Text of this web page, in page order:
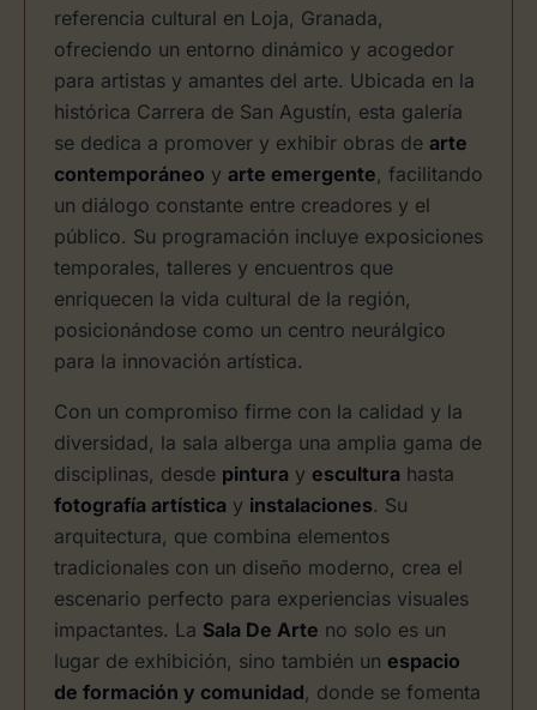
referencia cultural en Loja, Granada,
ofreciendo un entorno dinámico y acogedor
para artistas y amantes del arte. Ubicada en la
histórica Carrera de San Agustín, esta galería
se dedica a promover y exhibir obras de arte
contemporáneo y arte emergente, facilitando
un diálogo constante entre creadores y el
público. Su programación incluye exposiciones
temporales, talleres y encuentros que
enriquecen la vida cultural de la región,
posicionándose como un centro neurálgico
para la innovación artística.
Con un compromiso firme con la calidad y la
diversidad, la sala alberga una amplia gama de
disciplinas, desde pintura y escultura hasta
fotografía artística y instalaciones. Su
arquitectura, que combina elementos
tradicionales con un diseño moderno, crea el
escenario perfecto para experiencias visuales
impactantes. La Sala De Arte no solo es un
lugar de exhibición, sino también un espacio
de formación y comunidad, donde se fomenta